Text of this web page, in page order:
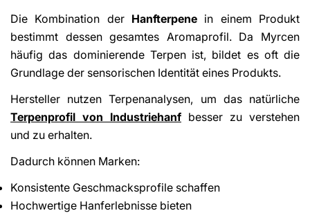
Die Kombination der Hanfterpene in einem Produkt
bestimmt dessen gesamtes Aromaprofil. Da Myrcen
häufig das dominierende Terpen ist, bildet es oft die
Grundlage der sensorischen Identität eines Produkts.
Hersteller nutzen Terpenanalysen, um das natürliche
Terpenprofil von Industriehanf besser zu verstehen
und zu erhalten.
Dadurch können Marken:
Konsistente Geschmacksprofile schaffen
Hochwertige Hanferlebnisse bieten